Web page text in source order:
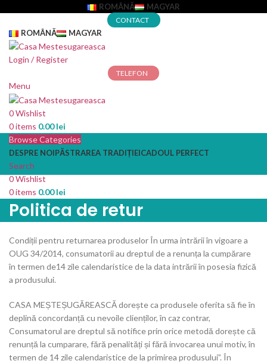
ROMÂNĂ MAGYAR
CONTACT
ROMÂNĂ MAGYAR
Login / Register
TELEFON
Menu
0Wishlist
0items 0.00lei
Browse Categories
DESPRE NOIPĂSTRAREA TRADIȚIEICADOUL PERFECT
Search
0Wishlist
0items 0.00lei
Politica de retur
Condiții pentru returnarea produselor În urma intrării în vigoare a
OUG 34/2014, consumatorii au dreptul de a renunța la cumpărare
în termen de14 zile calendaristice de la data intrării în posesia fizică
a produsului.
CASA MEȘTEȘUGĂREASCĂ dorește ca produsele oferita să fie în
deplină concordanță cu nevoile clienților, în caz contrar,
Consumatorul are dreptul să notifice prin orice metodă dorește că
renunță la cumparare, fără penalități și fără invocarea unui motiv, în
termen de 14 zile calendaristice de la primirea produsului”. În